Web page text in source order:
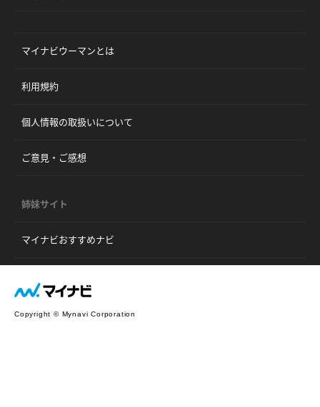
マイナビウーマンとは
利用規約
個人情報の取扱いについて
ご意見・ご感想
姉妹サイト
マイナビおすすめナビ
Copyright © Mynavi Corporation